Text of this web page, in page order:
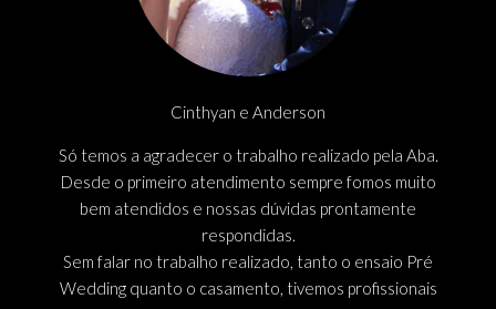
Cinthyan e Anderson
Só temos a agradecer o trabalho realizado pela Aba.
Desde o primeiro atendimento sempre fomos muito
bem atendidos e nossas dúvidas prontamente
respondidas.
Sem falar no trabalho realizado, tanto o ensaio Pré
Wedding quanto o casamento, tivemos profissionais